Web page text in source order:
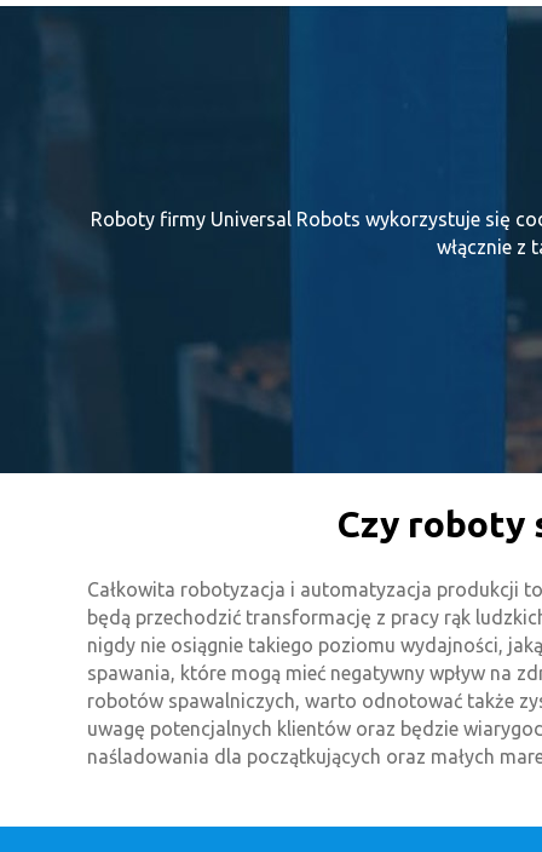
Roboty firmy Universal Robots wykorzystuje się
włącznie z
Czy roboty
Całkowita robotyzacja i automatyzacja produkcji
będą przechodzić transformację z pracy rąk
nigdy nie osiągnie takiego poziomu wydajności,
spawania, które mogą mieć negatywny wpływ na
robotów spawalniczych, warto odnotować także
uwagę potencjalnych klientów oraz będzie
naśladowania dla początkujących oraz małych